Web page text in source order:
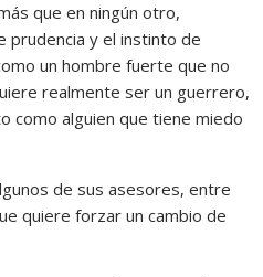
que en ningún otro,
prudencia y el instinto de
un hombre fuerte que no
realmente ser un guerrero,
como alguien que tiene miedo
de sus asesores, entre
quiere forzar un cambio de